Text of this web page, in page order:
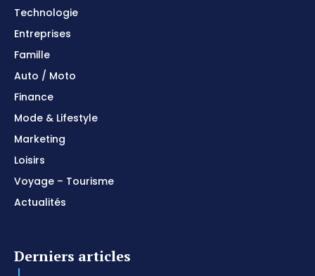
Technologie
Entreprises
Famille
Auto / Moto
Finance
Mode & Lifestyle
Marketing
Loisirs
Voyage – Tourisme
Actualités
Derniers articles